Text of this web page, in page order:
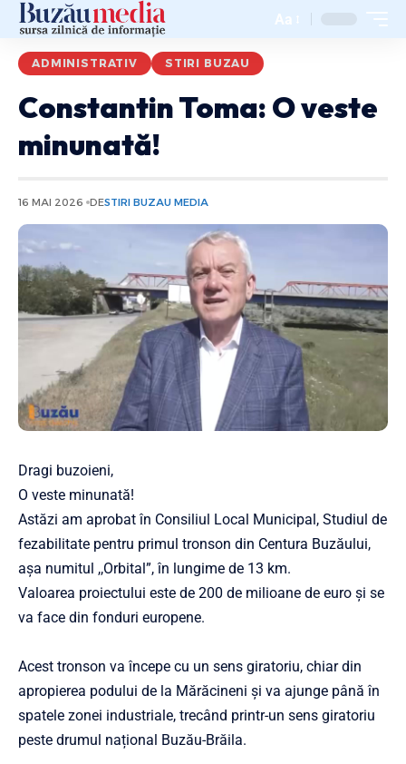
Aa
ADMINISTRATIV STIRI BUZAU
Constantin Toma: O veste
minunată!
16 MAI 2026 DESTIRI BUZAU MEDIA
Dragi buzoieni,
O veste minunată!
Astăzi am aprobat în Consiliul Local Municipal, Studiul de
fezabilitate pentru primul tronson din Centura Buzăului,
așa numitul ,,Orbital”, în lungime de 13 km.
Valoarea proiectului este de 200 de milioane de euro și se
va face din fonduri europene.
Acest tronson va începe cu un sens giratoriu, chiar din
apropierea podului de la Mărăcineni și va ajunge până în
spatele zonei industriale, trecând printr-un sens giratoriu
peste drumul național Buzău-Brăila.